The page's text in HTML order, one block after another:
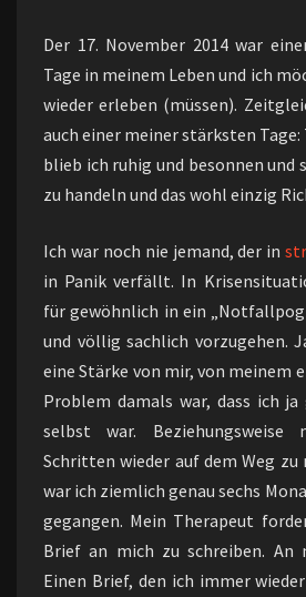
Der 17. November 2014 war
Tage in meinem Leben und ich
wieder erleben (müssen).
auch einer meiner stärksten
blieb ich ruhig und besonnen und
zu handeln und das wohl einzig
Ich war noch nie jemand, der in
in Panik verfällt. In
für gewöhnlich in ein
und völlig sachlich vorzugehen.
eine Stärke von mir, von meinem
Problem damals war, dass ich
selbst war.
Schritten wieder auf dem Weg zu
war ich ziemlich genau sechs
gegangen. Mein Therapeut
Brief an mich zu schreiben. An
Einen Brief, den ich immer